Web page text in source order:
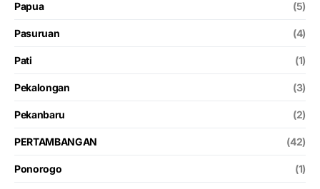
Papua (5)
Pasuruan (4)
Pati (1)
Pekalongan (3)
Pekanbaru (2)
PERTAMBANGAN (42)
Ponorogo (1)